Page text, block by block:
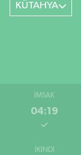
KÜTAHYA
İMSAK
04:19
İKINDI